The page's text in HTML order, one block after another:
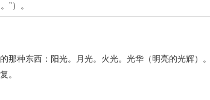
”）。
那种东西：阳光。月光。火光。光华（明亮的光辉）
。